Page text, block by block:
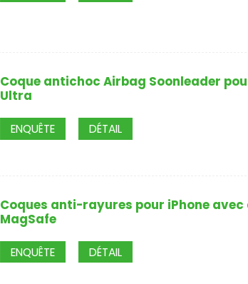
Coque antichoc Airbag Soonleader
Ultra
ENQUÊTE DÉTAIL
Coques anti-rayures pour iPhone
MagSafe
ENQUÊTE DÉTAIL